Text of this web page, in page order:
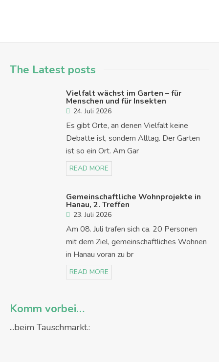
The Latest posts
Vielfalt wächst im Garten – für
Menschen und für Insekten
24. Juli 2026
Es gibt Orte, an denen Vielfalt keine
Debatte ist, sondern Alltag. Der Garten
ist so ein Ort. Am Gar
READ MORE
Gemeinschaftliche Wohnprojekte in
Hanau, 2. Treffen
23. Juli 2026
Am 08. Juli trafen sich ca. 20 Personen
mit dem Ziel, gemeinschaftliches Wohnen
in Hanau voran zu br
READ MORE
Komm vorbei…
...beim Tauschmarkt.: